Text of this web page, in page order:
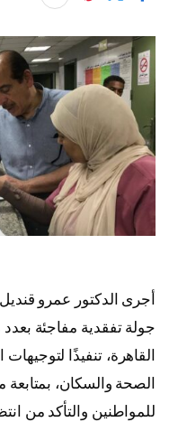
أجرى الدكتور عمرو
جولة تفقدية مفاجئة
القاهرة، تنفيذًا لتوجيهات
الصحة والسكان،
للمواطنين والتأكد من